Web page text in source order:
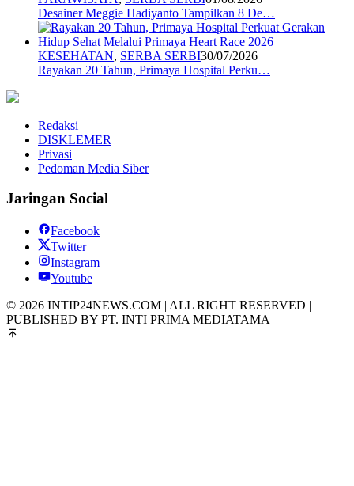
Desainer Meggie Hadiyanto Tampilkan 8 De…
KESEHATAN, SERBA SERBI30/07/2026
Rayakan 20 Tahun, Primaya Hospital Perku…
Redaksi
DISKLEMER
Privasi
Pedoman Media Siber
Jaringan Social
Facebook
Twitter
Instagram
Youtube
© 2026 INTIP24NEWS.COM | ALL RIGHT RESERVED |
PUBLISHED BY PT. INTI PRIMA MEDIATAMA